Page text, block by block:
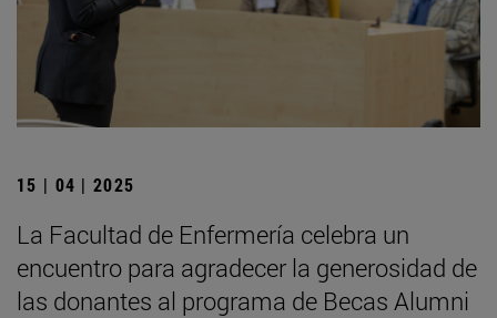
15 | 04 | 2025
La Facultad de Enfermería celebra un
encuentro para agradecer la generosidad de
las donantes al programa de Becas Alumni